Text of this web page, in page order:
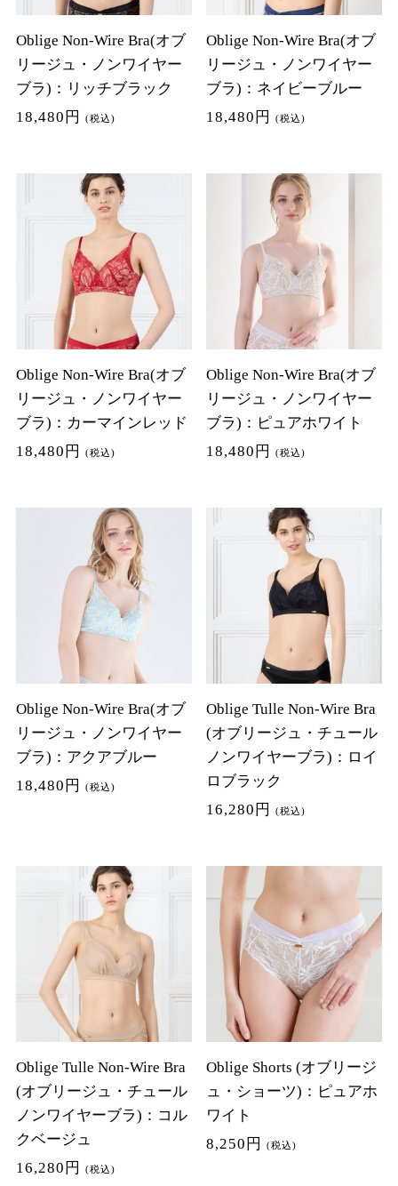
Oblige Non-Wire Bra(オブ
リージュ・ノンワイヤー
ブラ)：リッチブラック
18,480円
(税込)
Oblige Non-Wire Bra(オブ
リージュ・ノンワイヤー
ブラ)：ネイビーブルー
18,480円
(税込)
Oblige Non-Wire Bra(オブ
リージュ・ノンワイヤー
ブラ)：カーマインレッド
18,480円
(税込)
Oblige Non-Wire Bra(オブ
リージュ・ノンワイヤー
ブラ)：ピュアホワイト
18,480円
(税込)
Oblige Non-Wire Bra(オブ
リージュ・ノンワイヤー
ブラ)：アクアブルー
18,480円
(税込)
Oblige Tulle Non-Wire Bra
(オブリージュ・チュール
ノンワイヤーブラ)：ロイ
ロブラック
16,280円
(税込)
Oblige Tulle Non-Wire Bra
(オブリージュ・チュール
ノンワイヤーブラ)：コル
クベージュ
16,280円
(税込)
Oblige Shorts (オブリージ
ュ・ショーツ)：ピュアホ
ワイト
8,250円
(税込)